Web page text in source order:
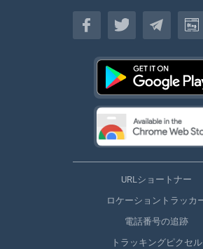
日本
URLショートナー
ロケーショントラッカ
電話番号の追跡
トラッキングピクセル